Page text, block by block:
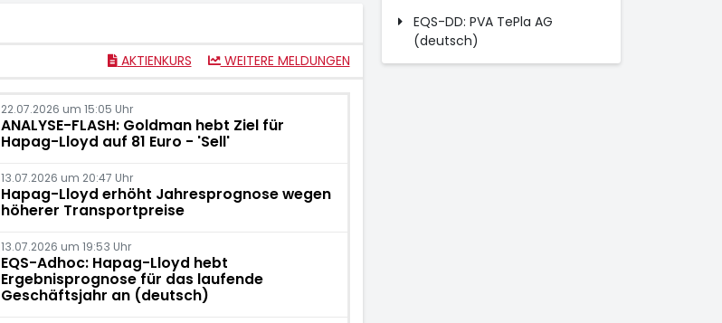
AKTIENKURS WEITERE MELDUNGEN
22.07.2026 um 15:05 Uhr
ANALYSE-FLASH: Goldman hebt Ziel für
Hapag-Lloyd auf 81 Euro - 'Sell'
13.07.2026 um 20:47 Uhr
Hapag-Lloyd erhöht Jahresprognose wegen
höherer Transportpreise
13.07.2026 um 19:53 Uhr
EQS-Adhoc: Hapag-Lloyd hebt
Ergebnisprognose für das laufende
Geschäftsjahr an (deutsch)
EQS-DD: PVA TePla AG
(deutsch)